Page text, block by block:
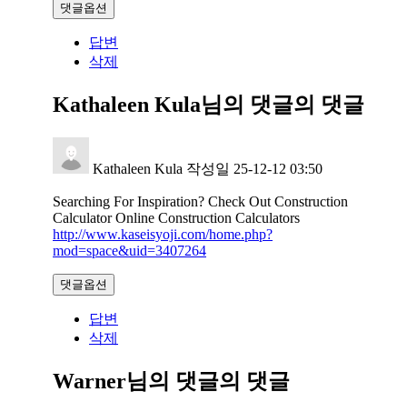
댓글옵션
답변
삭제
Kathaleen Kula님의 댓글의 댓글
Kathaleen Kula 작성일 25-12-12 03:50
Searching For Inspiration? Check Out Construction
Calculator Online Construction Calculators
http://www.kaseisyoji.com/home.php?
mod=space&uid=3407264
댓글옵션
답변
삭제
Warner님의 댓글의 댓글